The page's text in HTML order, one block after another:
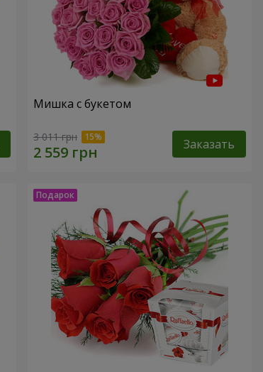
Мишка с букетом
3 011 грн Заказать